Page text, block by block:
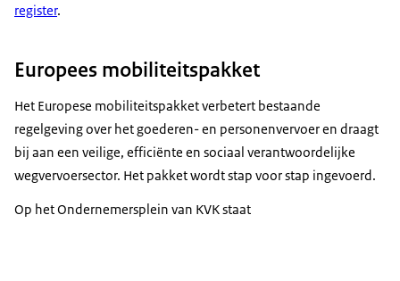
register.
Europees mobiliteitspakket
Het Europese mobiliteitspakket verbetert bestaande
regelgeving over het goederen- en personenvervoer en draagt
bij aan een veilige, efficiënte en sociaal verantwoordelijke
wegvervoersector. Het pakket wordt stap voor stap ingevoerd.
Op het Ondernemersplein van KVK staat